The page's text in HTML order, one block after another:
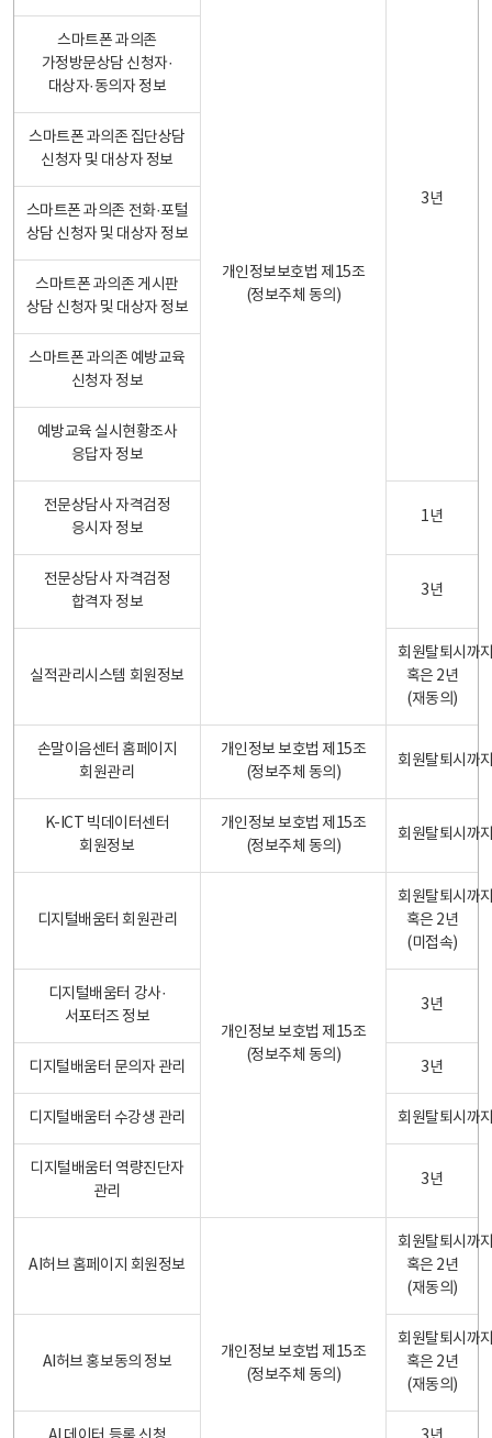
개인정보보호법 제15조
(정보주체 동의)
3년
스마트폰 과의존
가정방문상담 신청자·
대상자·동의자 정보
스마트폰 과의존 집단상담
신청자 및 대상자 정보
스마트폰 과의존 전화·포털
상담 신청자 및 대상자 정보
스마트폰 과의존 게시판
상담 신청자 및 대상자 정보
스마트폰 과의존 예방교육
신청자 정보
예방교육 실시현황조사
응답자 정보
전문상담사 자격검정
응시자 정보
1년
전문상담사 자격검정
합격자 정보
3년
실적관리시스템 회원정보
회원탈퇴시까
혹은 2년
(재동의)
손말이음센터 홈페이지
회원관리
개인정보 보호법 제15조
(정보주체 동의)
회원탈퇴시까
K-ICT 빅데이터센터
회원정보
개인정보 보호법 제15조
(정보주체 동의)
회원탈퇴시까
디지털배움터 회원관리
개인정보 보호법 제15조
(정보주체 동의)
회원탈퇴시까
혹은 2년
(미접속)
디지털배움터 강사·
서포터즈 정보
3년
디지털배움터 문의자 관리 3년
디지털배움터 수강생 관리 회원탈퇴시까
디지털배움터 역량진단자
관리
3년
AI허브 홈페이지 회원정보
개인정보 보호법 제15조
(정보주체 동의)
회원탈퇴시까
혹은 2년
(재동의)
AI허브 홍보동의 정보
회원탈퇴시까
혹은 2년
(재동의)